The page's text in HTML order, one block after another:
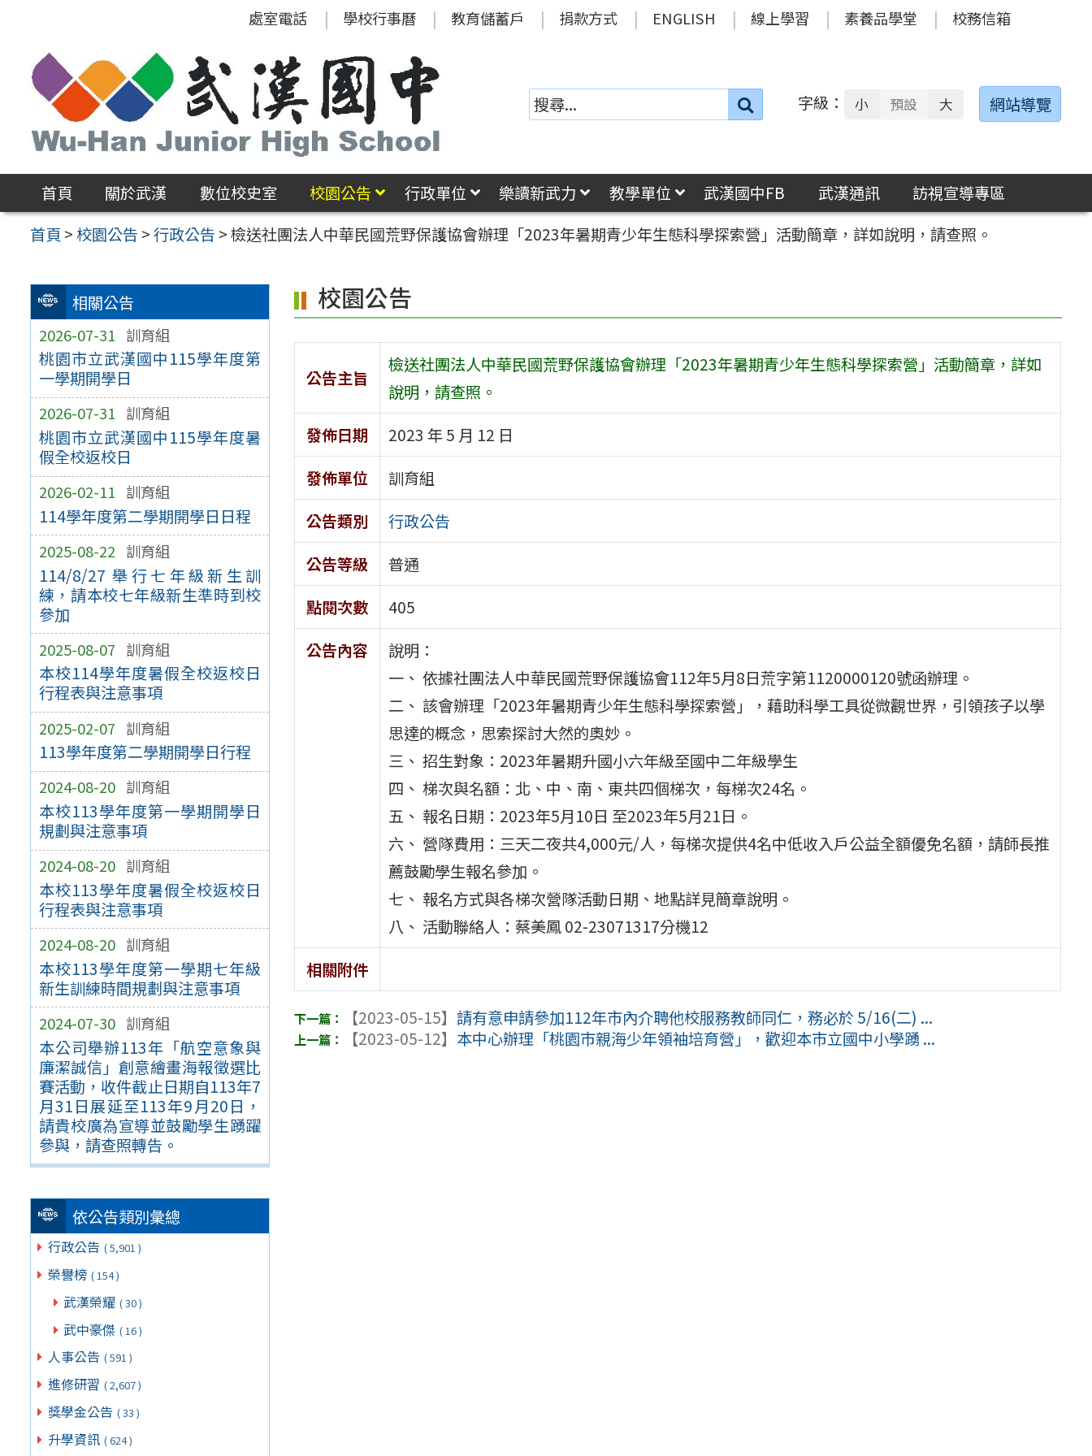
區
處室電話 學校行事曆 教育儲蓄戶 捐款方式 ENGLISH 線上學習 素養品學堂 校務信箱
搜
字級： 小 預設 大 網站導覽
首頁 關於武漢 數位校史室 校園公告 行政單位 樂讀新武力 教學單位 武漢國中FB 武漢通訊
訪視宣導專區
首頁 >校園公告 >行政公告 >檢送社團法人中華民國荒野保護協會辦理「2023年暑期青少年生態科學探索營」活動簡章，詳如說明，請查照。
相關公告
2026-07-31 訓育組
桃園市立武漢國中115學年度第
一學期開學日
2026-07-31 訓育組
桃園市立武漢國中115學年度暑
假全校返校日
2026-02-11 訓育組
114學年度第二學期開學日日程
2025-08-22 訓育組
114/8/27 舉行七年級新生訓
練，請本校七年級新生準時到校
參加
2025-08-07 訓育組
本校114學年度暑假全校返校日
行程表與注意事項
2025-02-07 訓育組
113學年度第二學期開學日行程
2024-08-20 訓育組
本校113學年度第一學期開學日
規劃與注意事項
2024-08-20 訓育組
本校113學年度暑假全校返校日
行程表與注意事項
2024-08-20 訓育組
本校113學年度第一學期七年級
新生訓練時間規劃與注意事項
2024-07-30 訓育組
本公司舉辦113年「航空意象與
廉潔誠信」創意繪畫海報徵選比
賽活動，收件截止日期自113年7
月31日展延至113年9月20日，
請貴校廣為宣導並鼓勵學生踴躍
參與，請查照轉告。
依公告類別彙總
行政公告 ( 5,901 )
榮譽榜 ( 154 )
武漢榮耀 ( 30 )
武中豪傑 ( 16 )
人事公告 ( 591 )
進修研習 ( 2,607 )
獎學金公告 ( 33 )
升學資訊 ( 624 )
校園公告
公告主旨
檢送社團法人中華民國荒野保護協會辦理「2023年暑期青少年生態科學探索營」活動簡章，詳如
說明，請查照。
發佈日期
2023 年 5 月 12 日
發佈單位
訓育組
公告類別
行政公告
公告等級
普通
點閱次數
405
公告內容
說明：
一、 依據社團法人中華民國荒野保護協會112年5月8日荒字第1120000120號函辦理。
二、 該會辦理「2023年暑期青少年生態科學探索營」，藉助科學工具從微觀世界，引領孩子以學
思達的概念，思索探討大然的奧妙。
三、 招生對象：2023年暑期升國小六年級至國中二年級學生
四、 梯次與名額：北、中、南、東共四個梯次，每梯次24名。
五、 報名日期：2023年5月10日 至2023年5月21日。
六、 營隊費用：三天二夜共4,000元/人，每梯次提供4名中低收入戶公益全額優免名額，請師長推
薦鼓勵學生報名參加。
七、 報名方式與各梯次營隊活動日期、地點詳見簡章說明。
八、 活動聯絡人：蔡美鳳 02-23071317分機12
相關附件
【2023-05-15】 請有意申請參加112年市內介聘他校服務教師同仁，務必於 5/16(二) ...
【2023-05-12】 本中心辦理「桃園市親海少年領袖培育營」，歡迎本市立國中小學踴 ...